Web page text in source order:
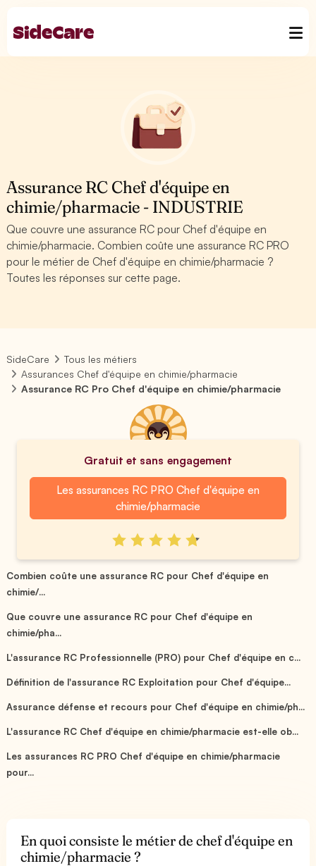
Assurance RC Chef d'équipe en
chimie/pharmacie - INDUSTRIE
Que couvre une assurance RC pour Chef d'équipe en
chimie/pharmacie. Combien coûte une assurance RC PRO
pour le métier de Chef d'équipe en chimie/pharmacie ?
Toutes les réponses sur cette page.
SideCare
Tous les métiers
Assurances Chef d'équipe en chimie/pharmacie
Assurance RC Pro Chef d'équipe en chimie/pharmacie
Gratuit et sans engagement
Les assurances RC PRO Chef d'équipe en
chimie/pharmacie
Combien coûte une assurance RC pour Chef d'équipe en
chimie/...
Que couvre une assurance RC pour Chef d'équipe en
chimie/pha...
L'assurance RC Professionnelle (PRO) pour Chef d'équipe en c...
Définition de l'assurance RC Exploitation pour Chef d'équipe...
Assurance défense et recours pour Chef d'équipe en chimie/ph...
L'assurance RC Chef d'équipe en chimie/pharmacie est-elle ob...
Les assurances RC PRO Chef d'équipe en chimie/pharmacie
pour...
En quoi consiste le métier de chef d'équipe en
chimie/pharmacie ?